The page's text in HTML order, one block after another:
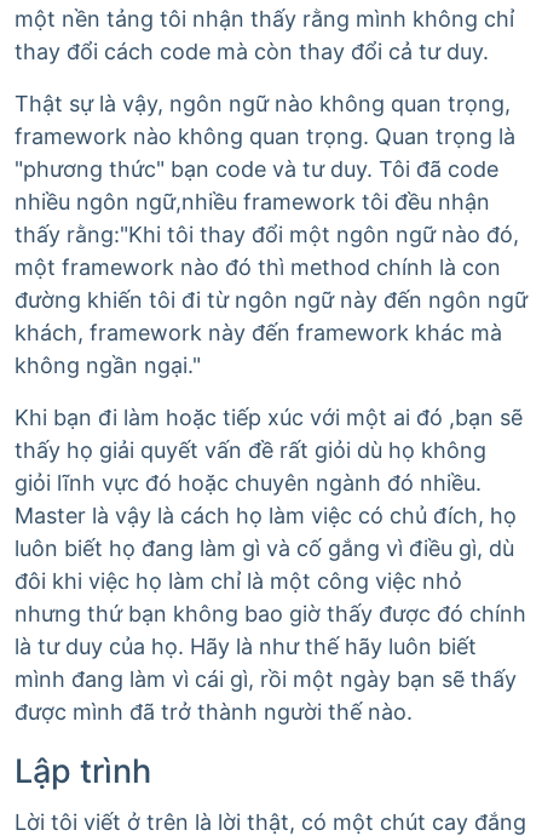
một nền tảng tôi nhận thấy rằng mình không chỉ
thay đổi cách code mà còn thay đổi cả tư duy.
Thật sự là vậy, ngôn ngữ nào không quan trọng,
framework nào không quan trọng. Quan trọng là
"phương thức" bạn code và tư duy. Tôi đã code
nhiều ngôn ngữ,nhiều framework tôi đều nhận
thấy rằng:"Khi tôi thay đổi một ngôn ngữ nào đó,
một framework nào đó thì method chính là con
đường khiến tôi đi từ ngôn ngữ này đến ngôn ngữ
khách, framework này đến framework khác mà
không ngần ngại."
Khi bạn đi làm hoặc tiếp xúc với một ai đó ,bạn sẽ
thấy họ giải quyết vấn đề rất giỏi dù họ không
giỏi lĩnh vực đó hoặc chuyên ngành đó nhiều.
Master là vậy là cách họ làm việc có chủ đích, họ
luôn biết họ đang làm gì và cố gắng vì điều gì, dù
đôi khi việc họ làm chỉ là một công việc nhỏ
nhưng thứ bạn không bao giờ thấy được đó chính
là tư duy của họ. Hãy là như thế hãy luôn biết
mình đang làm vì cái gì, rồi một ngày bạn sẽ thấy
được mình đã trở thành người thế nào.
Lập trình
Lời tôi viết ở trên là lời thật, có một chút cay đắng